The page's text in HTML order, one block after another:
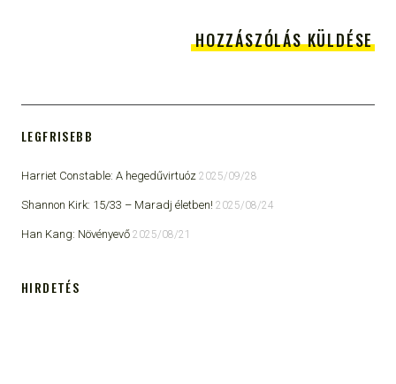
LEGFRISEBB
Harriet Constable: A hegedűvirtuóz 2025/09/28
Shannon Kirk: 15/33 ​– Maradj életben! 2025/08/24
Han Kang: Növényevő 2025/08/21
HIRDETÉS